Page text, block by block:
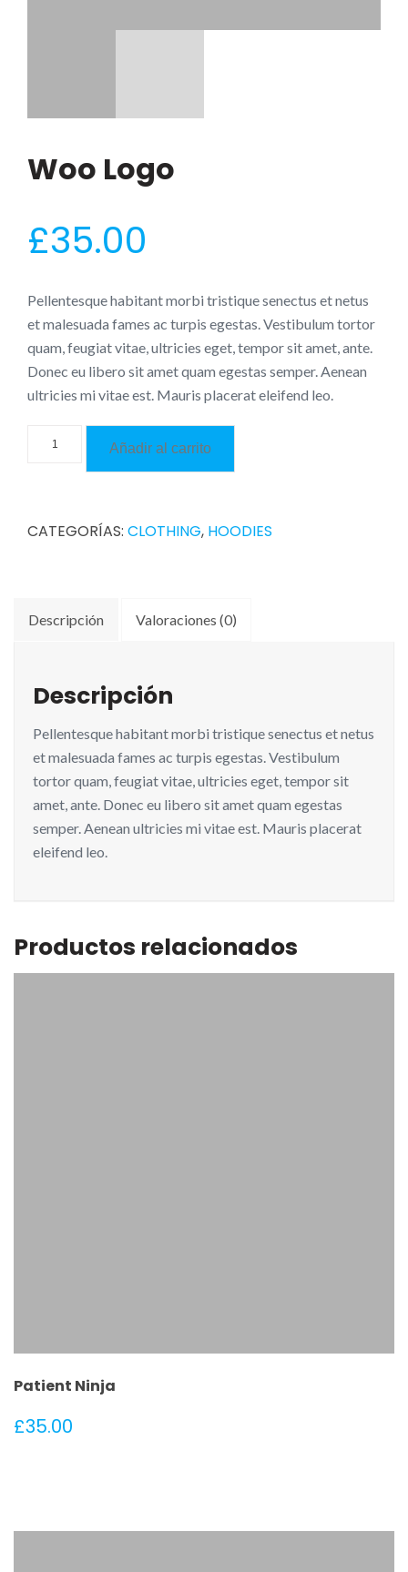
Woo Logo
£35.00
Pellentesque habitant morbi tristique senectus et netus
et malesuada fames ac turpis egestas. Vestibulum tortor
quam, feugiat vitae, ultricies eget, tempor sit amet, ante.
Donec eu libero sit amet quam egestas semper. Aenean
ultricies mi vitae est. Mauris placerat eleifend leo.
Añadir al carrito
CATEGORÍAS: CLOTHING, HOODIES
Descripción Valoraciones (0)
Descripción
Pellentesque habitant morbi tristique senectus et netus
et malesuada fames ac turpis egestas. Vestibulum
tortor quam, feugiat vitae, ultricies eget, tempor sit
amet, ante. Donec eu libero sit amet quam egestas
semper. Aenean ultricies mi vitae est. Mauris placerat
eleifend leo.
Productos relacionados
Patient Ninja
£35.00